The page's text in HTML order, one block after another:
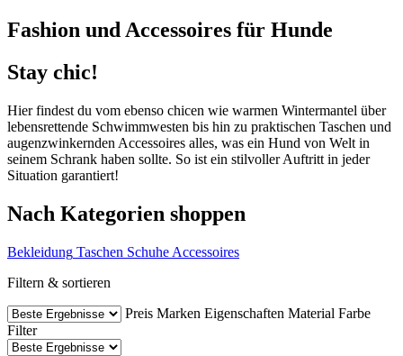
Fashion und Accessoires für Hunde
Stay chic!
Hier findest du vom ebenso chicen wie warmen Wintermantel über
lebensrettende Schwimmwesten bis hin zu praktischen Taschen und
augenzwinkernden Accessoires alles, was ein Hund von Welt in
seinem Schrank haben sollte. So ist ein stilvoller Auftritt in jeder
Situation garantiert!
Nach Kategorien shoppen
Bekleidung Taschen Schuhe Accessoires
Filtern & sortieren
Preis Marken Eigenschaften Material Farbe
Filter